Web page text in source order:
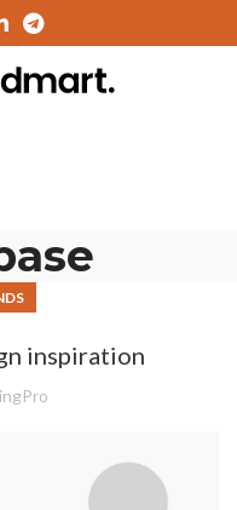
inspiration